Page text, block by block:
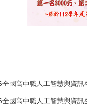
國高中職人工智慧與資
國高中職人工智慧與資